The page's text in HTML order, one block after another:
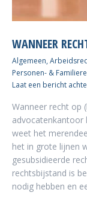
WANNEER
Algemeen,
Personen- &
Laat een bericht
Wanneer recht op
advocatenkantoor
weet het
het in grote lijnen
gesubsidieerde
rechtsbijstand is
nodig hebben en